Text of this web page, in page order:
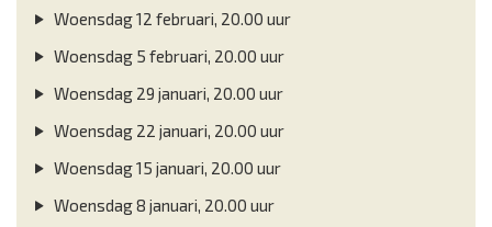
Woensdag 12 februari, 20.00 uur
Woensdag 5 februari, 20.00 uur
Woensdag 29 januari, 20.00 uur
Woensdag 22 januari, 20.00 uur
Woensdag 15 januari, 20.00 uur
Woensdag 8 januari, 20.00 uur